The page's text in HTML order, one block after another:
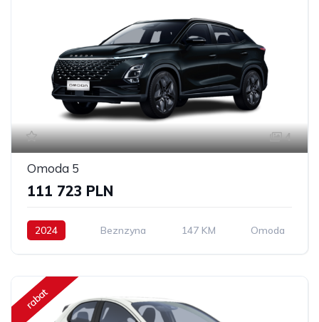
4
Omoda 5
111 723 PLN
2024 Beznzyna 147 KM Omoda
rabat